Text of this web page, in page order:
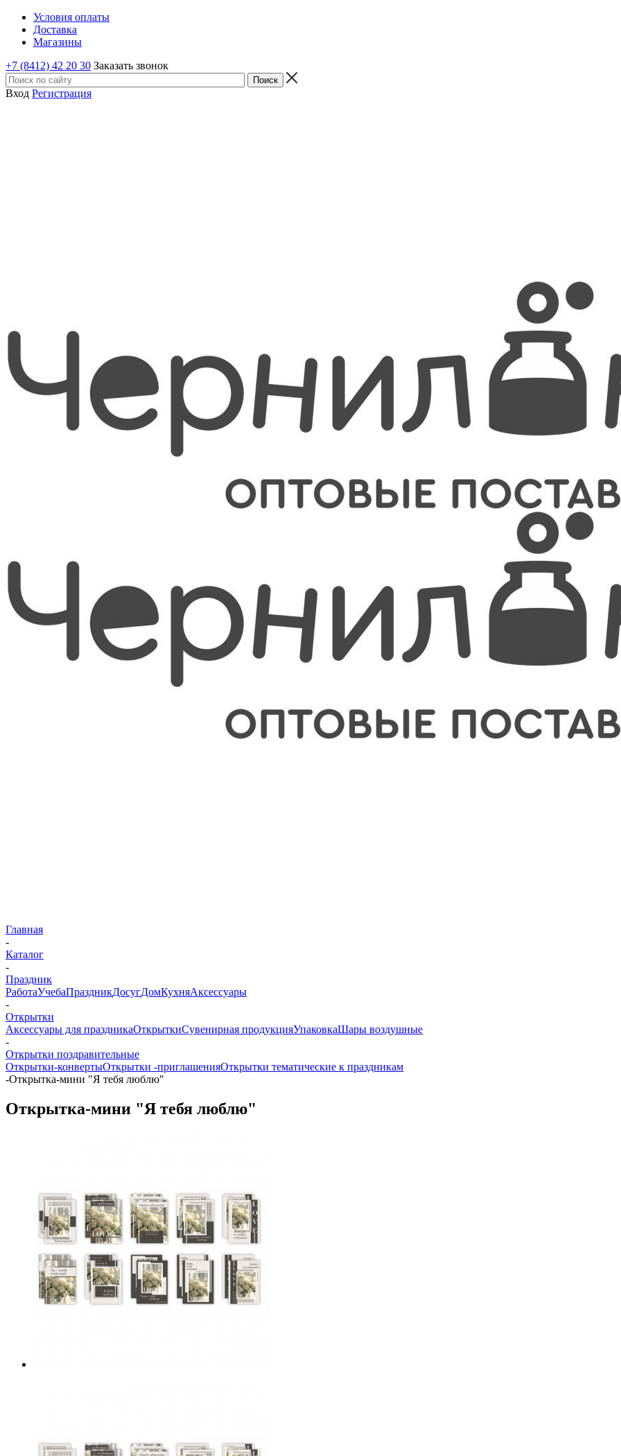
Условия оплаты
Доставка
Магазины
+7 (8412) 42 20 30 Заказать звонок
Вход Регистрация
Главная
-
Каталог
-
Праздник
РаботаУчебаПраздникДосугДомКухняАксессуары
-
Открытки
Аксессуары для праздникаОткрыткиСувенирная продукцияУпаковкаШары воздушные
-
Открытки поздравительные
Открытки-конвертыОткрытки -приглашенияОткрытки тематические к праздникам
-Открытка-мини "Я тебя люблю"
Открытка-мини "Я тебя люблю"